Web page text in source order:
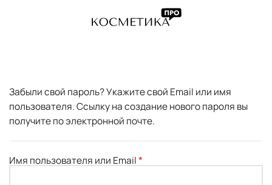
Забыли свой пароль? Укажите свой Email или имя
пользователя. Ссылку на создание нового пароля вы
получите по электронной почте.
Имя пользователя или Email*